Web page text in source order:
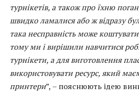
турнікетів, а також про їхню
швидко ламалися або ж відразу
така несправність може
тому ми і вирішили навчитися
турнікети, а для виготовлення
використовувати ресурс, який
принтери”, – пояснюють ідею